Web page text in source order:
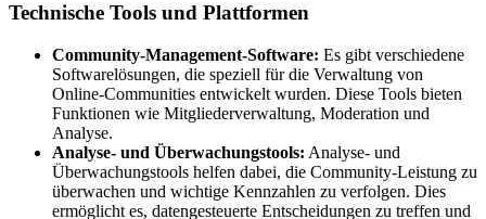
Technische Tools und Plattformen
Community-Management-Software: Es gibt verschiedene
Softwarelösungen, die speziell für die Verwaltung von
Online-Communities entwickelt wurden. Diese Tools bieten
Funktionen wie Mitgliederverwaltung, Moderation und
Analyse.
Analyse- und Überwachungstools: Analyse- und
Überwachungstools helfen dabei, die Community-Leistung zu
überwachen und wichtige Kennzahlen zu verfolgen. Dies
ermöglicht es, datengesteuerte Entscheidungen zu treffen und